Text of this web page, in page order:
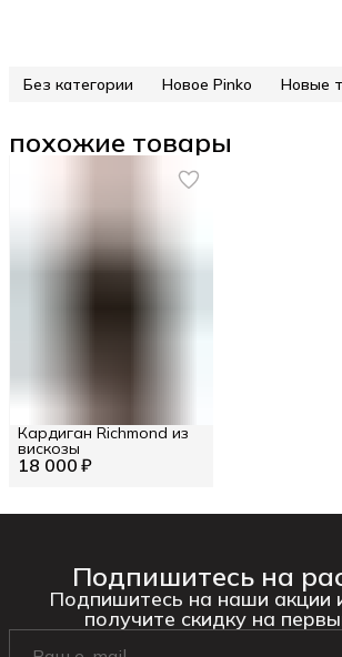
Без категории Новое Pinko Новые
похожие товары
18 000 ₽
Кардиган Richmond из
вискозы
Подпишитесь на
Подпишитесь на наши акции
получите скидку на